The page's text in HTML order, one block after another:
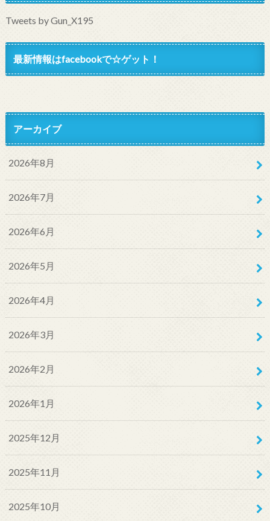
Tweets by Gun_X195
最新情報はfacebookで☆ゲット！
アーカイブ
2026年8月
2026年7月
2026年6月
2026年5月
2026年4月
2026年3月
2026年2月
2026年1月
2025年12月
2025年11月
2025年10月